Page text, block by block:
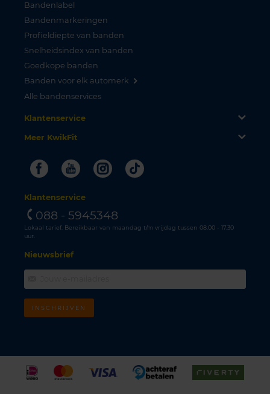
Bandenlabel
Bandenmarkeringen
Profieldiepte van banden
Snelheidsindex van banden
Goedkope banden
Banden voor elk automerk
Alle bandenservices
Klantenservice
Meer KwikFit
FacebookYoutubeInstagram
Tiktok
Klantenservice
088 - 5945348
Lokaal tarief. Bereikbaar van maandag t/m vrijdag tussen 08.00 - 17.30
uur.
Nieuwsbrief
INSCHRIJVEN